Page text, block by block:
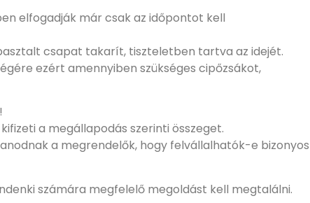
elfogadják már csak az időpontot kell
csapat takarít, tiszteletben tartva az idejét.
ezért amennyiben szükséges cipőzsákot,
​a megállapodás szerinti összeget.
a megrendelők, hogy felvállalhatók-e bizonyos
számára megfelelő megoldást kell megtalálni.